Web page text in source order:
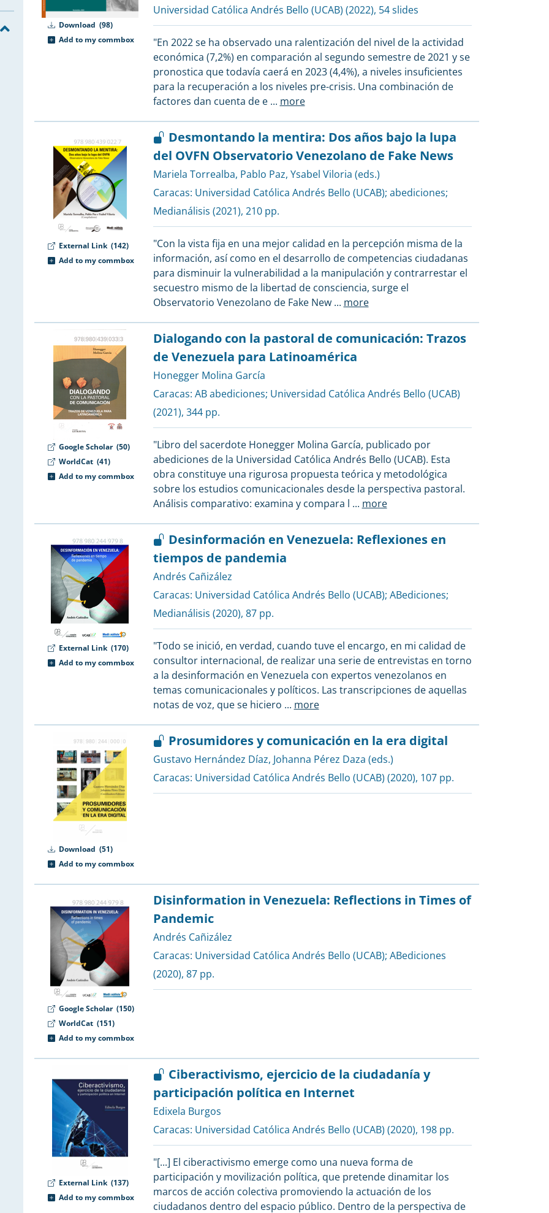
Download (98)
Add to my commbox
Universidad Católica Andrés Bello (UCAB) (2022), 54 slides
"En 2022 se ha observado una ralentización del nivel de la actividad
económica (7,2%) en comparación al segundo semestre de 2021 y se
pronostica que todavía caerá en 2023 (4,4%), a niveles insuficientes
para la recuperación a los niveles pre-crisis. Una combinación de
factores dan cuenta de e ... more
External Link (142)
Add to my commbox
Desmontando la mentira: Dos años bajo la lupa
del OVFN Observatorio Venezolano de Fake News
Mariela Torrealba, Pablo Paz, Ysabel Viloria (eds.)
Caracas: Universidad Católica Andrés Bello (UCAB); abediciones;
Medianálisis (2021), 210 pp.
"Con la vista fija en una mejor calidad en la percepción misma de la
información, así como en el desarrollo de competencias ciudadanas
para disminuir la vulnerabilidad a la manipulación y contrarrestar el
secuestro mismo de la libertad de consciencia, surge el
Observatorio Venezolano de Fake New ... more
Google Scholar (50)
WorldCat (41)
Add to my commbox
Dialogando con la pastoral de comunicación: Trazos
de Venezuela para Latinoamérica
Honegger Molina García
Caracas: AB abediciones; Universidad Católica Andrés Bello (UCAB)
(2021), 344 pp.
"Libro del sacerdote Honegger Molina García, publicado por
abediciones de la Universidad Católica Andrés Bello (UCAB). Esta
obra constituye una rigurosa propuesta teórica y metodológica
sobre los estudios comunicacionales desde la perspectiva pastoral.
Análisis comparativo: examina y compara l ... more
External Link (170)
Add to my commbox
Desinformación en Venezuela: Reflexiones en
tiempos de pandemia
Andrés Cañizález
Caracas: Universidad Católica Andrés Bello (UCAB); ABediciones;
Medianálisis (2020), 87 pp.
"Todo se inició, en verdad, cuando tuve el encargo, en mi calidad de
consultor internacional, de realizar una serie de entrevistas en torno
a la desinformación en Venezuela con expertos venezolanos en
temas comunicacionales y políticos. Las transcripciones de aquellas
notas de voz, que se hiciero ... more
Download (51)
Add to my commbox
Prosumidores y comunicación en la era digital
Gustavo Hernández Díaz, Johanna Pérez Daza (eds.)
Caracas: Universidad Católica Andrés Bello (UCAB) (2020), 107 pp.
Google Scholar (150)
WorldCat (151)
Add to my commbox
Disinformation in Venezuela: Reflections in Times of
Pandemic
Andrés Cañizález
Caracas: Universidad Católica Andrés Bello (UCAB); ABediciones
(2020), 87 pp.
External Link (137)
Add to my commbox
Ciberactivismo, ejercicio de la ciudadanía y
participación política en Internet
Edixela Burgos
Caracas: Universidad Católica Andrés Bello (UCAB) (2020), 198 pp.
"[...] El ciberactivismo emerge como una nueva forma de
participación y movilización política, que pretende dinamitar los
marcos de acción colectiva promoviendo la actuación de los
ciudadanos dentro del espacio público. Dentro de la perspectiva de